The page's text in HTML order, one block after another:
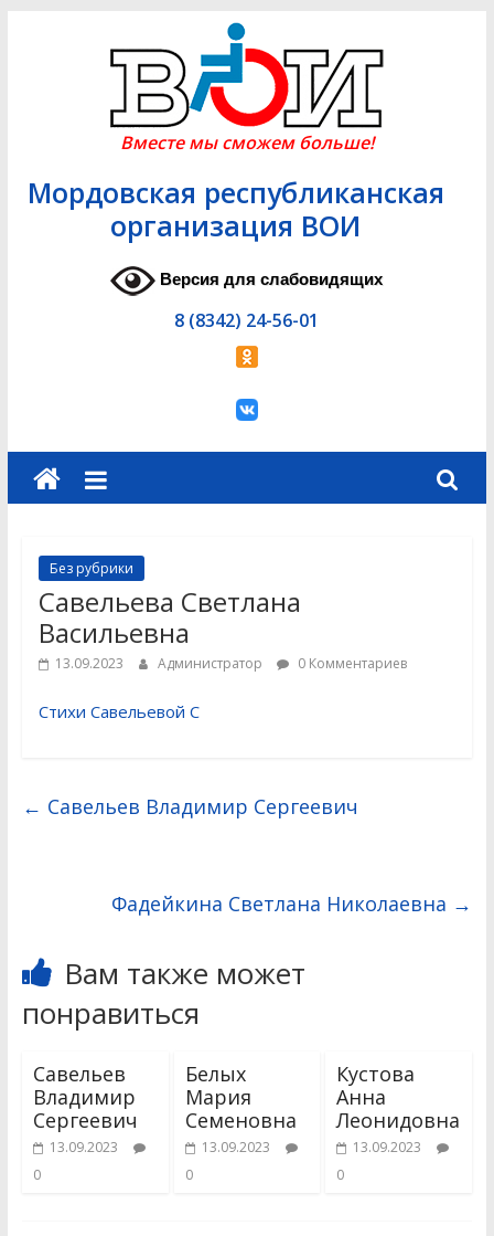
Вместе мы сможем больше!
Мордовская республиканская
организация ВОИ
Версия для слабовидящих
8 (8342) 24-56-01
Без рубрики
Савельева Светлана
Васильевна
13.09.2023 Администратор 0 Комментариев
Стихи Савельевой С
← Савельев Владимир Сергеевич
Фадейкина Светлана Николаевна →
Вам также может
понравиться
Савельев
Владимир
Сергеевич
13.09.2023
0
Белых
Мария
Семеновна
13.09.2023
0
Кустова
Анна
Леонидовна
13.09.2023
0